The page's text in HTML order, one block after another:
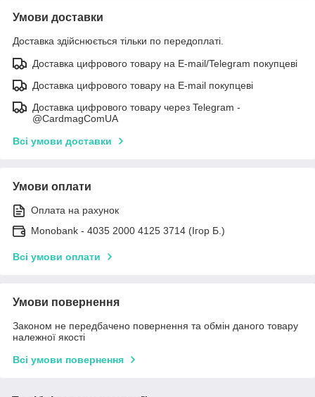
Умови доставки
Доставка здійснюється тільки по передоплаті.
Доставка цифрового товару на E-mail/Telegram покупцеві
Доставка цифрового товару на E-mail покупцеві
Доставка цифрового товару через Telegram -
@CardmagComUA
Всі умови доставки
Умови оплати
Оплата на рахунок
Monobank - 4035 2000 4125 3714 (Ігор Б.)
Всі умови оплати
Умови повернення
Законом не передбачено повернення та обмін даного товару
належної якості
Всі умови повернення